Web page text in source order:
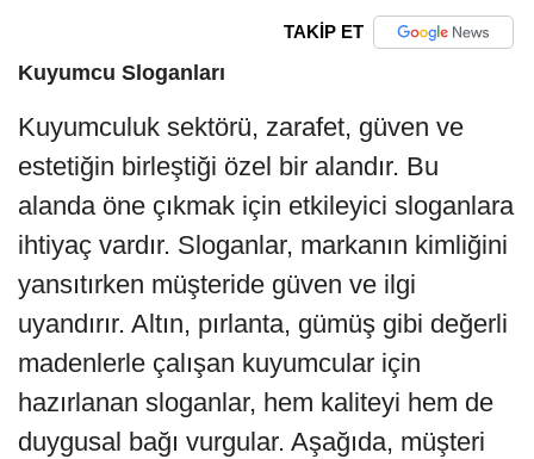
TAKİP ET
Kuyumcu Sloganları
Kuyumculuk sektörü, zarafet, güven ve
estetiğin birleştiği özel bir alandır. Bu
alanda öne çıkmak için etkileyici sloganlara
ihtiyaç vardır. Sloganlar, markanın kimliğini
yansıtırken müşteride güven ve ilgi
uyandırır. Altın, pırlanta, gümüş gibi değerli
madenlerle çalışan kuyumcular için
hazırlanan sloganlar, hem kaliteyi hem de
duygusal bağı vurgular. Aşağıda, müşteri